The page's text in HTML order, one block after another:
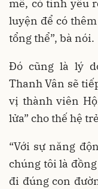
mê, có tình yêu
luyện để có
tổng thể”, bà nói.
Đó cũng là lý
Thanh Vân sẽ
vị thành viên
lửa” cho thế hệ
“Với sự năng
chúng tôi là
đi đúng con